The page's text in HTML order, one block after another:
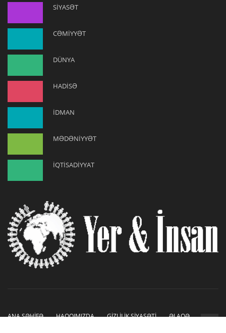
SİYASƏT
CƏMİYYƏT
DÜNYA
HADİSƏ
İDMAN
MƏDƏNİYYƏT
İQTİSADİYYAT
ANA SƏHİFƏ HAQQIMIZDA GİZLİLİK SİYASƏTİ
ƏLAQƏ